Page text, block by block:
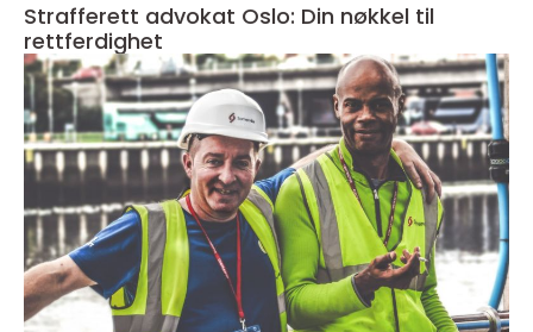
Strafferett advokat Oslo: Din nøkkel til
rettferdighet